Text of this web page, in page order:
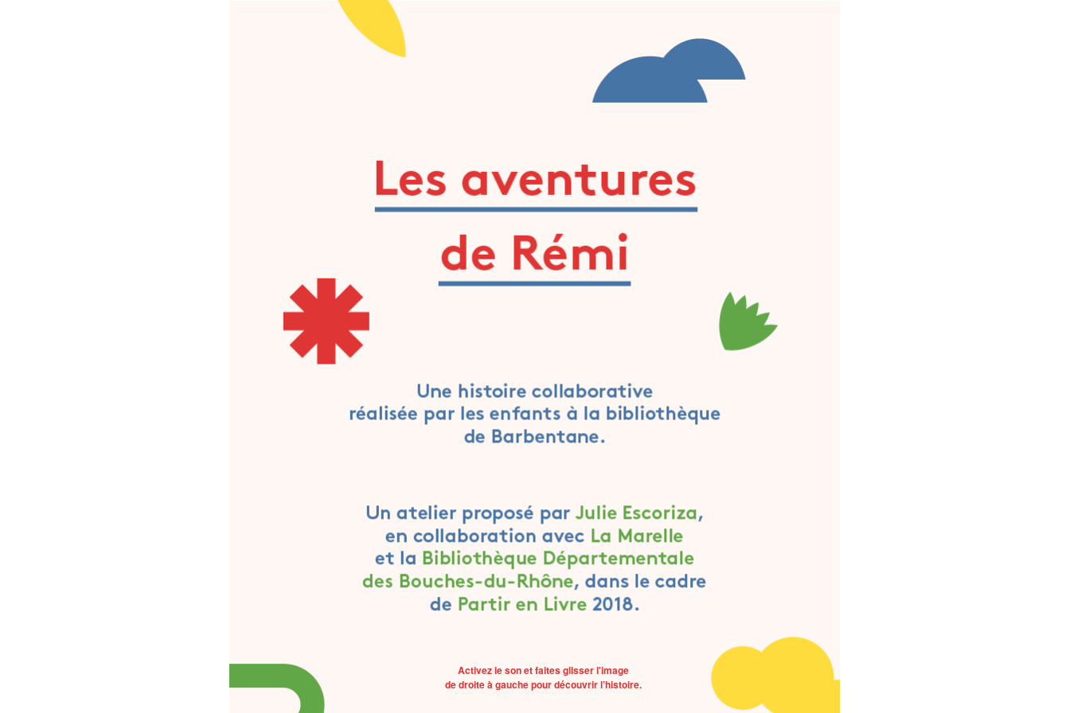
Activez le son et faites glisser l'image
de droite à gauche pour découvrir l’histoire.